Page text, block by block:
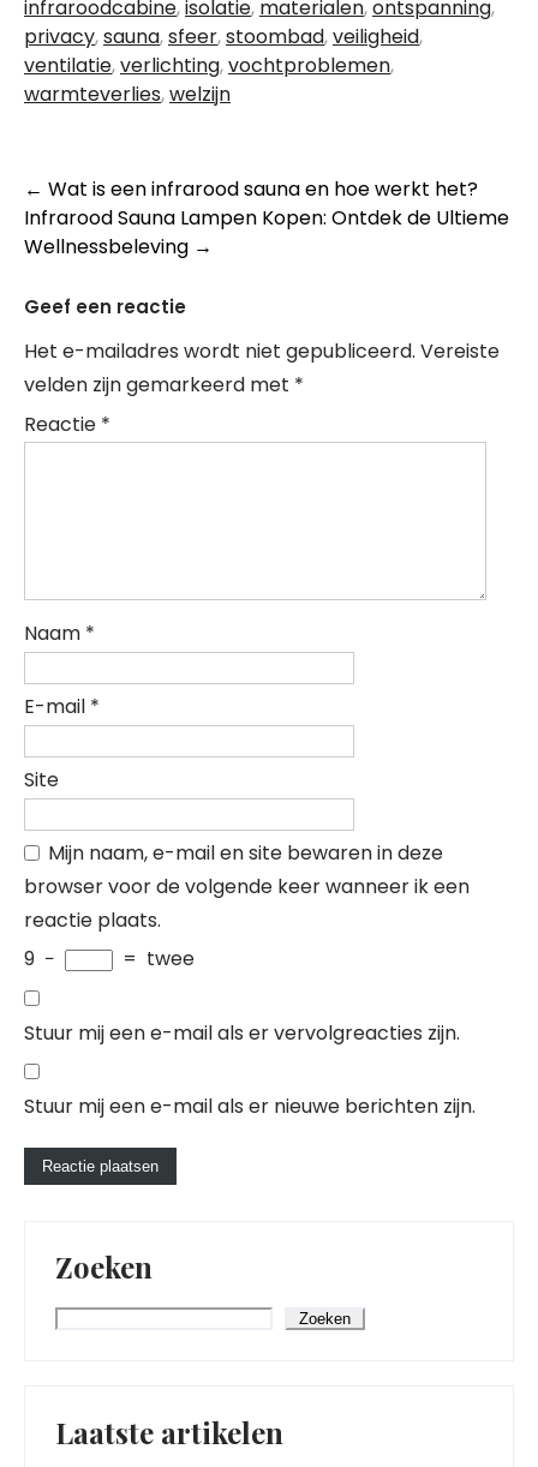
infraroodcabine,isolatie, materialen,ontspanning,
privacy,sauna,sfeer,stoombad,veiligheid,
ventilatie,verlichting,vochtproblemen,
warmteverlies,welzijn
Berichtnavigatie
← Wat is een infrarood sauna en hoe werkt het?
Infrarood Sauna Lampen Kopen: Ontdek de Ultieme
Wellnessbeleving →
Geef een reactie
Het e-mailadres wordt niet gepubliceerd. Vereiste
velden zijn gemarkeerd met *
Reactie *
Naam *
E-mail *
Site
Mijn naam, e-mail en site bewaren in deze
browser voor de volgende keer wanneer ik een
reactie plaats.
9 − = twee
Stuur mij een e-mail als er vervolgreacties zijn.
Stuur mij een e-mail als er nieuwe berichten zijn.
Zoeken
Zoeken
Laatste artikelen